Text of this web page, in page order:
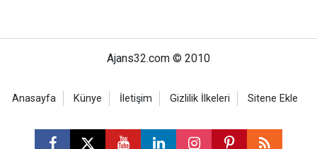
Ajans32.com © 2010
Anasayfa Künye İletişim Gizlilik İlkeleri Sitene Ekle